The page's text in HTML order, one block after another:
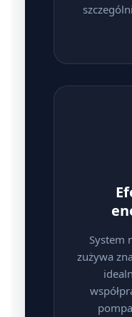
System
zużywa